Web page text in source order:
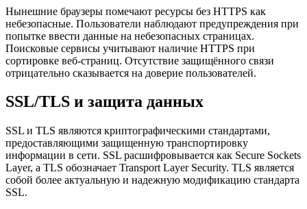
Нынешние браузеры помечают ресурсы без HTTPS как
небезопасные. Пользователи наблюдают предупреждения при
попытке ввести данные на небезопасных страницах.
Поисковые сервисы учитывают наличие HTTPS при
сортировке веб-страниц. Отсутствие защищённого связи
отрицательно сказывается на доверие пользователей.
SSL/TLS и защита данных
SSL и TLS являются криптографическими стандартами,
предоставляющими защищенную транспортировку
информации в сети. SSL расшифровывается как Secure Sockets
Layer, а TLS обозначает Transport Layer Security. TLS является
собой более актуальную и надежную модификацию стандарта
SSL.